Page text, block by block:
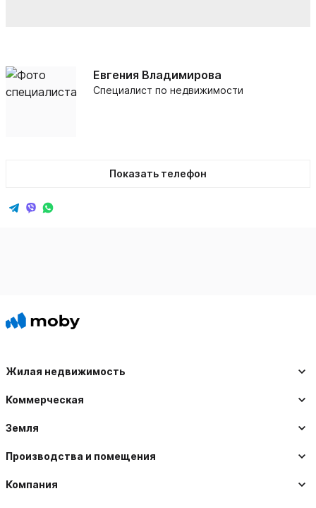
Евгения Владимирова
Специалист по недвижимости
Показать телефон
Жилая недвижимость
Коммерческая
Земля
Производства и помещения
Компания